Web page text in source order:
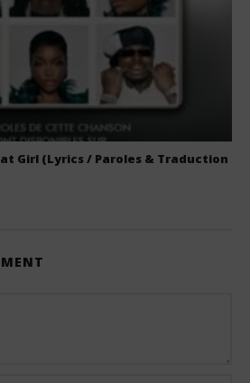
Girl (Lyrics / Paroles & Traduction